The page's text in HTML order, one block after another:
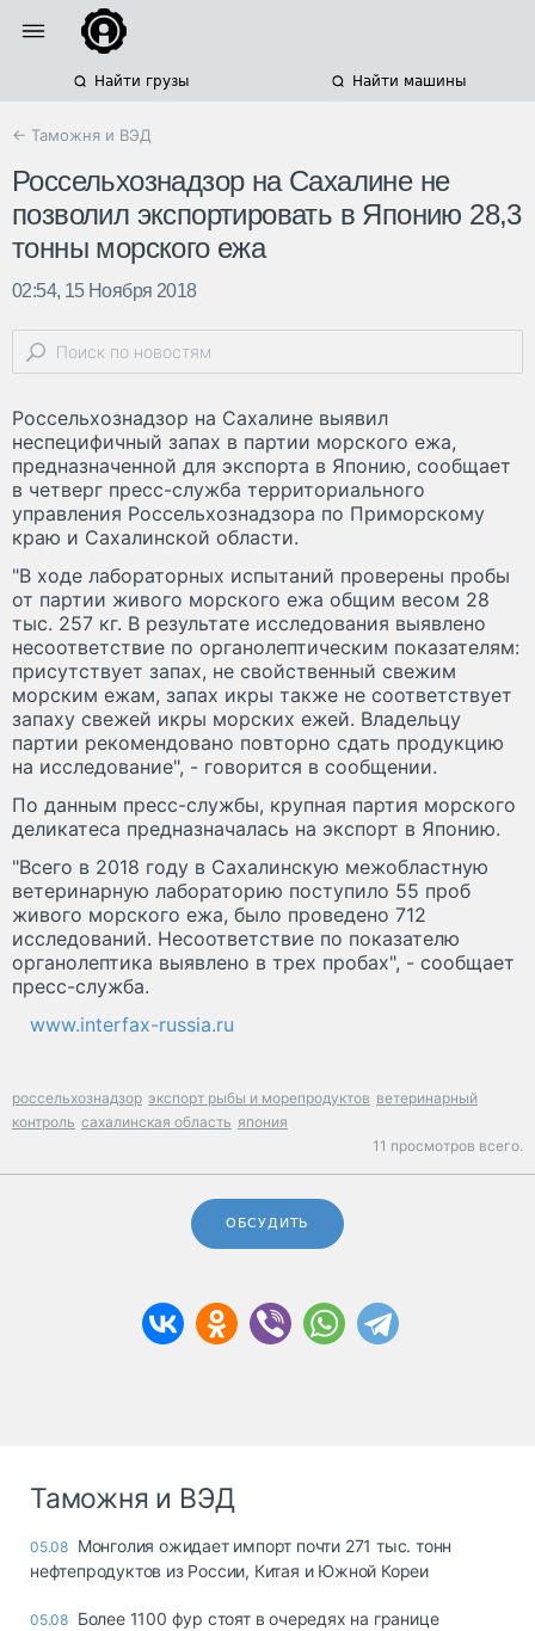
Найти грузы Найти машины
← Таможня и ВЭД
Россельхознадзор на Сахалине не
позволил экспортировать в Японию 28,3
тонны морского ежа
02:54, 15 Ноября 2018
Россельхознадзор на Сахалине выявил
неспецифичный запах в партии морского ежа,
предназначенной для экспорта в Японию, сообщает
в четверг пресс-служба территориального
управления Россельхознадзора по Приморскому
краю и Сахалинской области.
"В ходе лабораторных испытаний проверены пробы
от партии живого морского ежа общим весом 28
тыс. 257 кг. В результате исследования выявлено
несоответствие по органолептическим показателям:
присутствует запах, не свойственный свежим
морским ежам, запах икры также не соответствует
запаху свежей икры морских ежей. Владельцу
партии рекомендовано повторно сдать продукцию
на исследование", - говорится в сообщении.
По данным пресс-службы, крупная партия морского
деликатеса предназначалась на экспорт в Японию.
"Всего в 2018 году в Сахалинскую межобластную
ветеринарную лабораторию поступило 55 проб
живого морского ежа, было проведено 712
исследований. Несоответствие по показателю
органолептика выявлено в трех пробах", - сообщает
пресс-служба.
www.interfax-russia.ru
россельхознадзор экспорт рыбы и морепродуктов ветеринарный
контроль сахалинская область япония
11 просмотров всего.
ОБСУДИТЬ
Таможня и ВЭД
05.08 Монголия ожидает импорт почти 271 тыс. тонн
нефтепродуктов из России, Китая и Южной Кореи
05.08 Более 1100 фур стоят в очередях на границе